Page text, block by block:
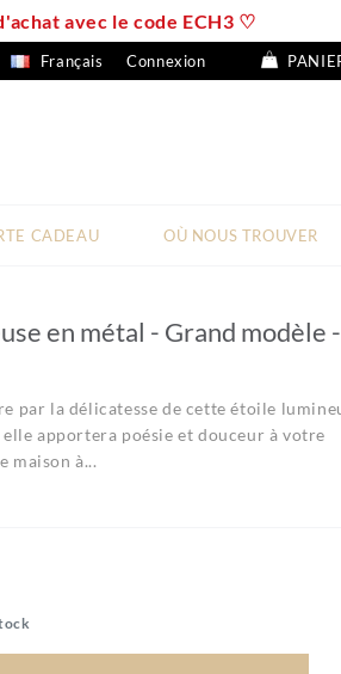
avec le code ECH3 ♡
Français Connexion
CADEAU OÙ NOUS TROUVER
en métal - Grand modèle
par la délicatesse de cette étoile
apportera poésie et douceur à votre
maison à...